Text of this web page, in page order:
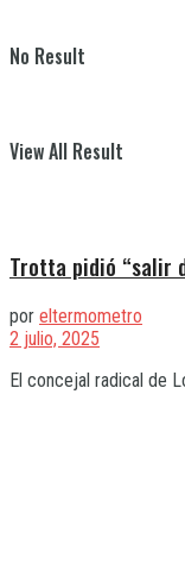
No Result
View All Result
Trotta pidió “salir
por eltermometro
2 julio, 2025
El concejal radical de